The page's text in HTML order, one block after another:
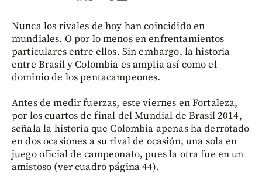
Nunca los rivales de hoy han coincidido en
mundiales. O por lo menos en enfrentamientos
particulares entre ellos. Sin embargo, la historia
entre Brasil y Colombia es amplia así como el
dominio de los pentacampeones.
Antes de medir fuerzas, este viernes en Fortaleza,
por los cuartos de final del Mundial de Brasil 2014,
señala la historia que Colombia apenas ha derrotado
en dos ocasiones a su rival de ocasión, una sola en
juego oficial de campeonato, pues la otra fue en un
amistoso (ver cuadro página 44).